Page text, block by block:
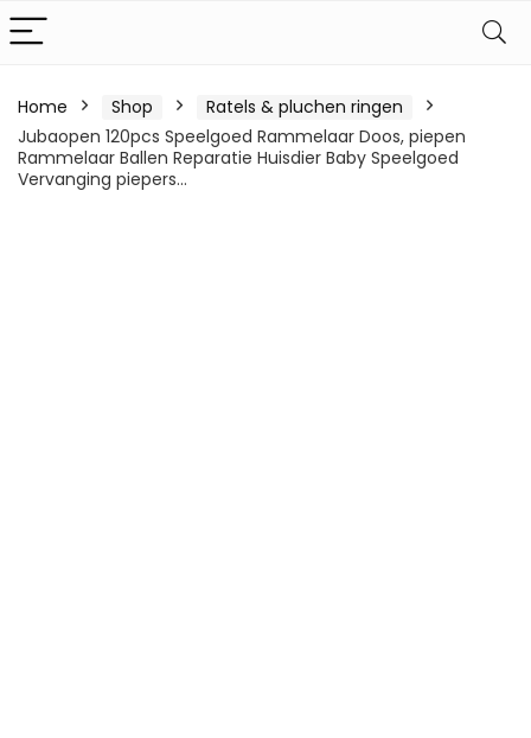
Home Shop
Ratels & pluchen ringen
Jubaopen 120pcs Speelgoed Rammelaar Doos, piepen
Rammelaar Ballen Reparatie Huisdier Baby Speelgoed
Vervanging piepers…